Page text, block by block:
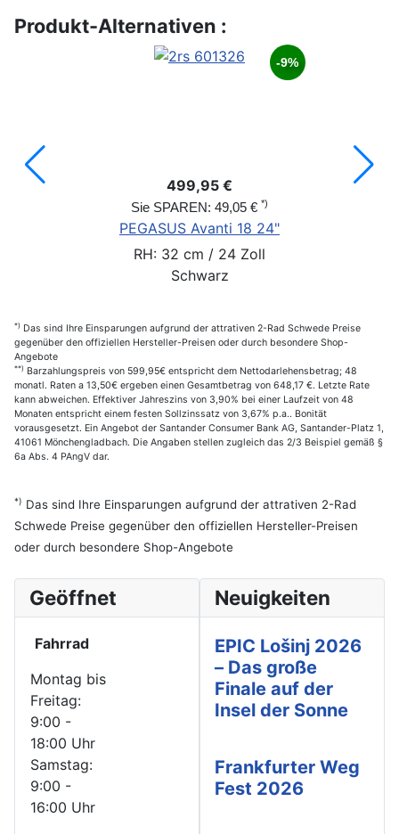
Produkt-Alternativen :
-9%
499,95 €
Sie SPAREN: 49,05 € *)
PEGASUS Avanti 18 24"
RH: 32 cm / 24 Zoll
Schwarz
*) Das sind Ihre Einsparungen aufgrund der attrativen 2-Rad Schwede Preise
gegenüber den offiziellen Hersteller-Preisen oder durch besondere Shop-
Angebote
**) Barzahlungspreis von 599,95€ entspricht dem Nettodarlehensbetrag; 48
monatl. Raten a 13,50€ ergeben einen Gesamtbetrag von 648,17 €. Letzte Rate
kann abweichen. Effektiver Jahreszins von 3,90% bei einer Laufzeit von 48
Monaten entspricht einem festen Sollzinssatz von 3,67% p.a.. Bonität
vorausgesetzt. Ein Angebot der Santander Consumer Bank AG, Santander-Platz 1,
41061 Mönchengladbach. Die Angaben stellen zugleich das 2/3 Beispiel gemäß §
6a Abs. 4 PAngV dar.
*) Das sind Ihre Einsparungen aufgrund der attrativen 2-Rad
Schwede Preise gegenüber den offiziellen Hersteller-Preisen
oder durch besondere Shop-Angebote
Geöffnet
Fahrrad
Montag bis
Freitag:
9:00 -
18:00 Uhr
Samstag:
9:00 -
16:00 Uhr
Neuigkeiten
EPIC Lošinj 2026
– Das große
Finale auf der
Insel der Sonne
Frankfurter Weg
Fest 2026